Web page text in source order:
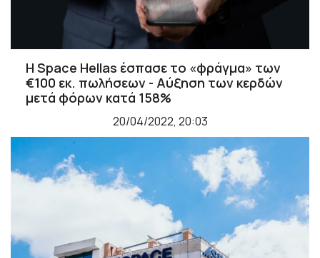
Η Space Hellas έσπασε το «φράγμα» των
€100 εκ. πωλήσεων - Αύξηση των κερδών
μετά φόρων κατά 158%
20/04/2022, 20:03